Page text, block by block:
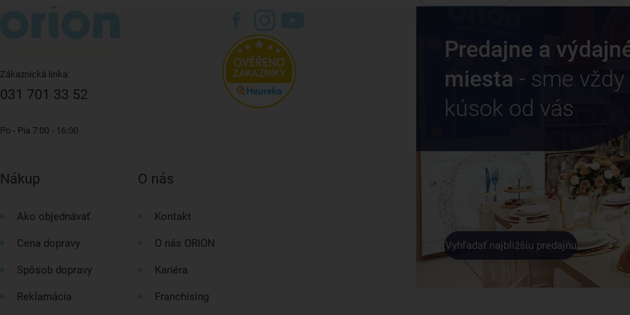
Predajne a
miesta - sme vždy
kúsok od vás
Vyhľadať najbližšiu predajňu
Zákaznická linka:
031 701 33 52
Po - Pia 7:00 - 16:00
Nákup
Ako objednávať
Cena dopravy
Spôsob dopravy
Reklamácia
O nás
Kontakt
O nás ORION
Kariéra
Franchising